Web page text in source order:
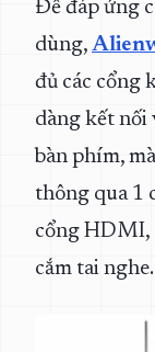
Để đáp ứng
dùng,
đủ các cổng
dàng kết nối
bàn phím,
thông qua 1
cổng HDMI,
cắm tai nghe.